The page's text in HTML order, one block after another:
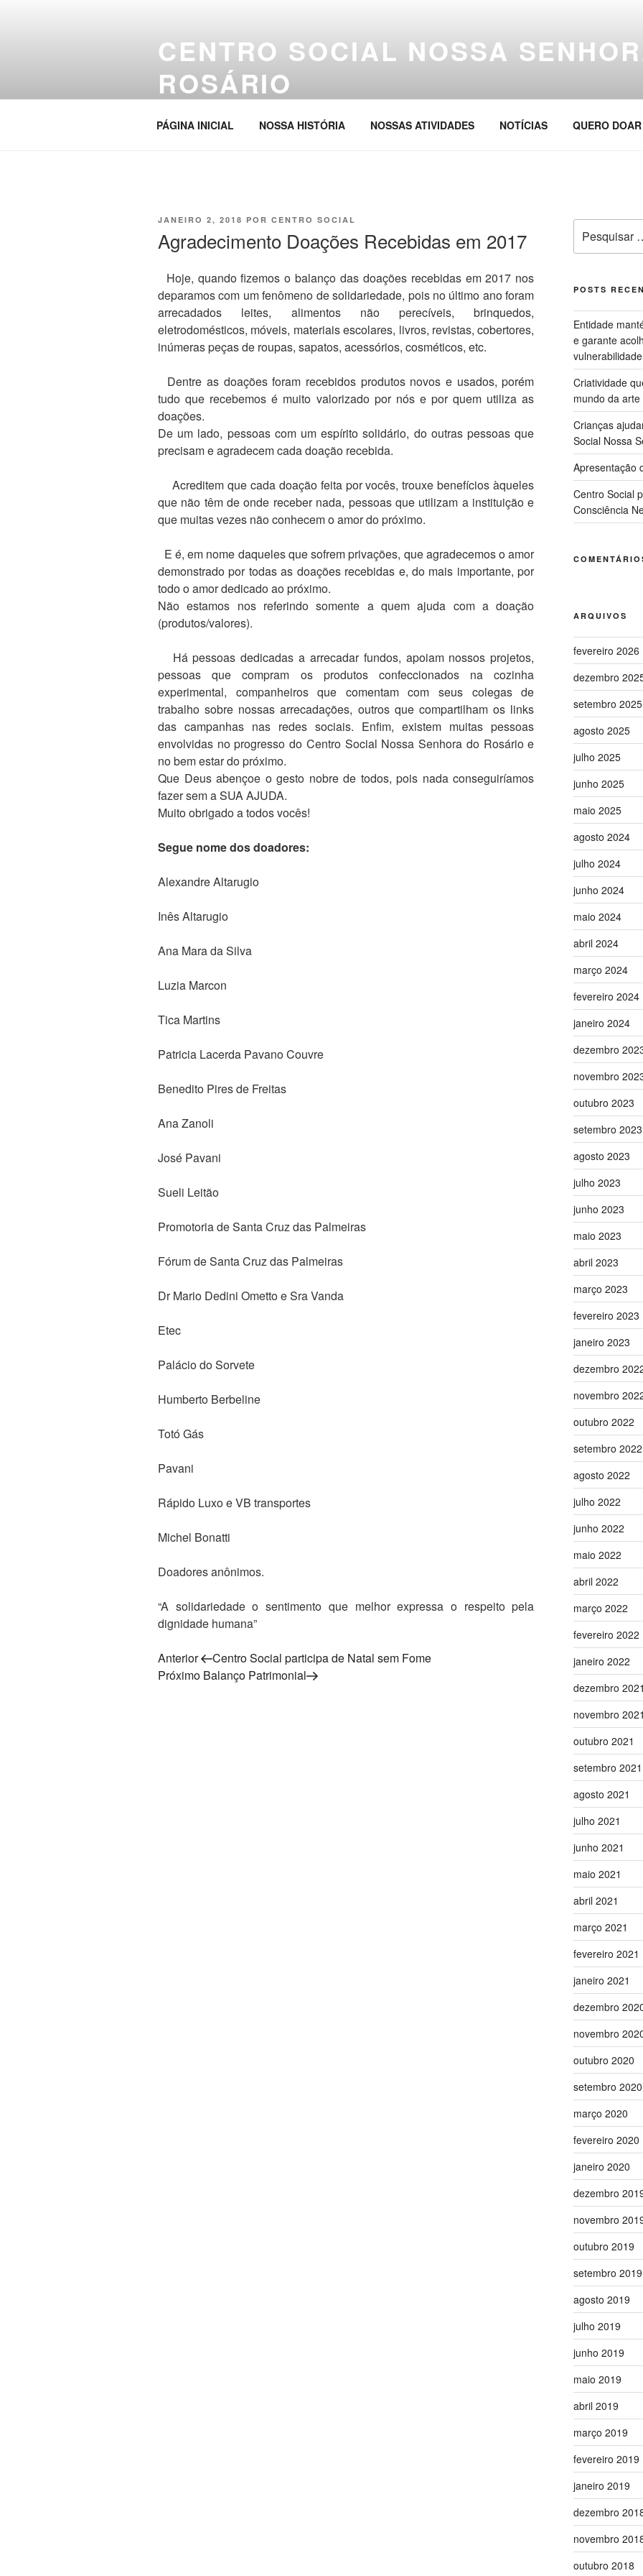
CENTRO SOCIAL NOSSA
ROSÁRIO
PÁGINA INICIAL NOSSA HISTÓRIA NOSSAS ATIVIDADES NOTÍCIAS QUERO DOAR
PUBLICADO
JANEIRO 2, 2018 POR CENTRO SOCIAL
Agradecimento Doações Recebidas em 2017
Hoje, quando fizemos o balanço das doações recebidas em 2017 nos
deparamos com um fenômeno de solidariedade, pois no último ano foram
arrecadados leites, alimentos não perecíveis, brinquedos,
eletrodomésticos, móveis, materiais escolares, livros, revistas, cobertores,
inúmeras peças de roupas, sapatos, acessórios, cosméticos, etc.
Dentre as doações foram recebidos produtos novos e usados, porém
tudo que recebemos é muito valorizado por nós e por quem utiliza as
doações.
De um lado, pessoas com um espírito solidário, do outras pessoas que
precisam e agradecem cada doação recebida.
Acreditem que cada doação feita por vocês, trouxe benefícios àqueles
que não têm de onde receber nada, pessoas que utilizam a instituição e
que muitas vezes não conhecem o amor do próximo.
E é, em nome daqueles que sofrem privações, que agradecemos o amor
demonstrado por todas as doações recebidas e, do mais importante, por
todo o amor dedicado ao próximo.
Não estamos nos referindo somente a quem ajuda com a doação
(produtos/valores).
Há pessoas dedicadas a arrecadar fundos, apoiam nossos projetos,
pessoas que compram os produtos confeccionados na cozinha
experimental, companheiros que comentam com seus colegas de
trabalho sobre nossas arrecadações, outros que compartilham os links
das campanhas nas redes sociais. Enfim, existem muitas pessoas
envolvidas no progresso do Centro Social Nossa Senhora do Rosário e
no bem estar do próximo.
Que Deus abençoe o gesto nobre de todos, pois nada conseguiríamos
fazer sem a SUA AJUDA.
Muito obrigado a todos vocês!
Segue nome dos doadores:
Alexandre Altarugio
Inês Altarugio
Ana Mara da Silva
Luzia Marcon
Tica Martins
Patricia Lacerda Pavano Couvre
Benedito Pires de Freitas
Ana Zanoli
José Pavani
Sueli Leitão
Promotoria de Santa Cruz das Palmeiras
Fórum de Santa Cruz das Palmeiras
Dr Mario Dedini Ometto e Sra Vanda
Etec
Palácio do Sorvete
Humberto Berbeline
Totó Gás
Pavani
Rápido Luxo e VB transportes
Michel Bonatti
Doadores anônimos.
“A solidariedade o sentimento que melhor expressa o respeito pela
dignidade humana”
Navegação
de
Post
anterior
Anterior
Centro Social participa de Natal sem Fome
Próximo
Próximo Balanço Patrimonial
por:
POSTS
Entidade
e garante
vulnerabilidade
Criatividade
mundo da
Crianças
Social Nossa
Apresentação
Centro Social
Consciência
ARQUIVOS
fevereiro 2026
dezembro
setembro 2025
agosto 2025
julho 2025
junho 2025
maio 2025
agosto 2024
julho 2024
junho 2024
maio 2024
abril 2024
março 2024
fevereiro 2024
janeiro 2024
dezembro
novembro
outubro 2023
setembro 2023
agosto 2023
julho 2023
junho 2023
maio 2023
abril 2023
março 2023
fevereiro 2023
janeiro 2023
dezembro
novembro
outubro 2022
setembro 2022
agosto 2022
julho 2022
junho 2022
maio 2022
abril 2022
março 2022
fevereiro 2022
janeiro 2022
dezembro
novembro
outubro 2021
setembro 2021
agosto 2021
julho 2021
junho 2021
maio 2021
abril 2021
março 2021
fevereiro 2021
janeiro 2021
dezembro
novembro
outubro 2020
setembro 2020
março 2020
fevereiro 2020
janeiro 2020
dezembro
novembro
outubro 2019
setembro 2019
agosto 2019
julho 2019
junho 2019
maio 2019
abril 2019
março 2019
fevereiro 2019
janeiro 2019
dezembro
novembro
outubro 2018